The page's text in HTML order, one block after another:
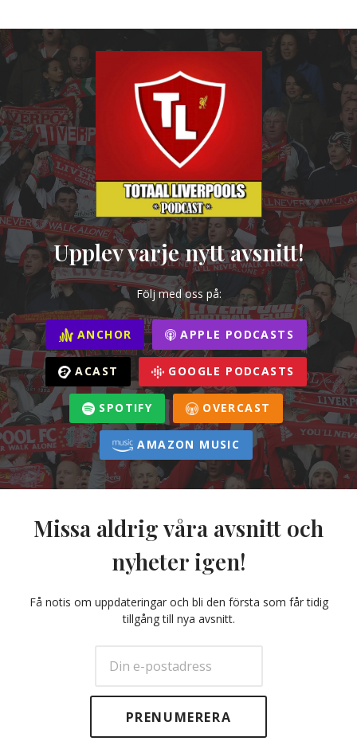
Upplev varje nytt avsnitt!
Följ med oss på:
ANCHOR APPLE PODCASTS
ACAST GOOGLE PODCASTS
SPOTIFY OVERCAST
AMAZON MUSIC
Missa aldrig våra avsnitt och
nyheter igen!
Få notis om uppdateringar och bli den första som får tidig
tillgång till nya avsnitt.